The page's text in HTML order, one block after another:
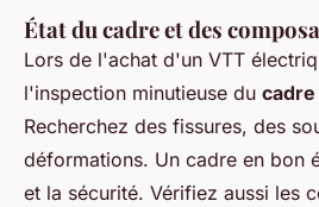
État du cadre et des
Lors de l'achat d'un VTT
l'inspection minutieuse du cadre
Recherchez des fissures, des
déformations. Un cadre en bon
et la sécurité. Vérifiez aussi les